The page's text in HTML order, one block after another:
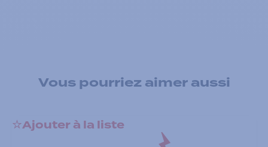
Vous pourriez aimer aussi
Ajouter à la liste